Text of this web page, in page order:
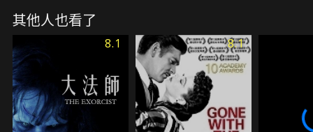
德不想失去瑪麗，更不想眼睜睜的看著心愛的人被他
的情敵傑夫搶走，於是他為了愛情強迫自己在大學中
練習各項體育活動，卻屢屢挫敗，在校長的支持下加
入了划船隊，在比賽當天，他準備為學校爭取勝利的
光榮的同時，卻遭到隊友的陷害…
其他人也看了
8.1 8.1